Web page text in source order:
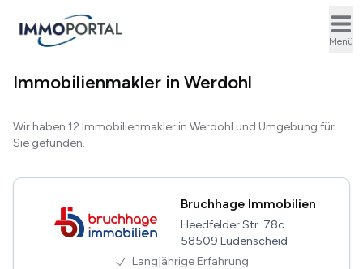
Menü
Immobilienmakler in Werdohl
Wir haben 12 Immobilienmakler in Werdohl und Umgebung für
Sie gefunden.
Bruchhage Immobilien
Heedfelder Str. 78c
58509 Lüdenscheid
Langjährige Erfahrung